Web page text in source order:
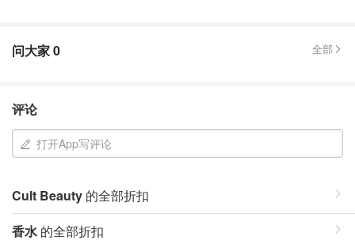
问大家0 全部
评论
打开App写评论
Cult Beauty 的全部折扣
香水 的全部折扣